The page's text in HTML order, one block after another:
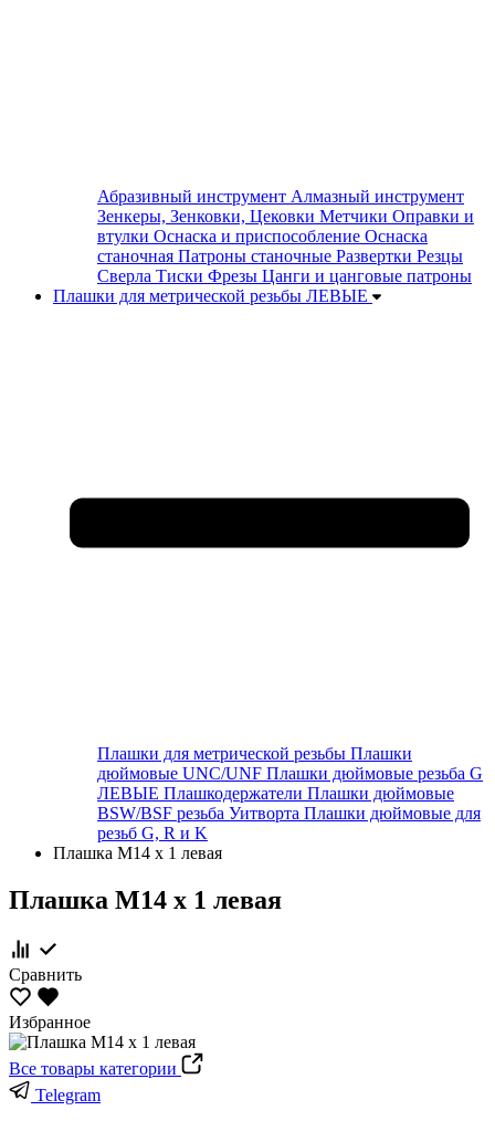
Абразивный инструмент Алмазный инструмент
Зенкеры, Зенковки, Цековки Метчики Оправки и
втулки Оснаска и приспособление Оснаска
станочная Патроны станочные Развертки Резцы
Сверла Тиски Фрезы Цанги и цанговые патроны
Плашки для метрической резьбы ЛЕВЫЕ
Плашки для метрической резьбы Плашки
дюймовые UNC/UNF Плашки дюймовые резьба G
ЛЕВЫЕ Плашкодержатели Плашки дюймовые
BSW/BSF резьба Уитворта Плашки дюймовые для
резьб G, R и K
Плашка М14 х 1 левая
Плашка М14 х 1 левая
Сравнить
Избранное
Все товары категории
Telegram